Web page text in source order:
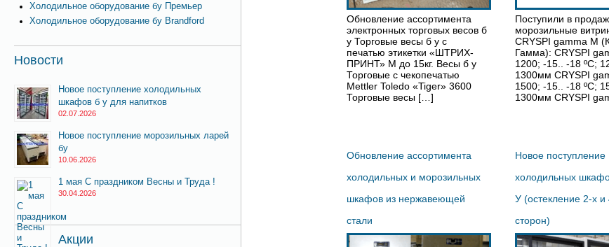
Холодильное оборудование бу Премьер
Холодильное оборудование бу Brandford
Новости
Новое поступление холодильных
шкафов б у для напитков
02.07.2026
Новое поступление морозильных ларей
бу
10.06.2026
1 мая С праздником Весны и Труда !
30.04.2026
Акции
Обновление ассортимента
электронных торговых весов б
у Торговые весы б у с
печатью этикетки «ШТРИХ-
ПРИНТ» М до 15кг. Весы б у
Торговые с чекопечатью
Mettler Toledo «Tiger» 3600
Торговые весы […]
Поступили в
морозильные
CRYSPI gamma M
Гамма): CRYSPI
1200; -15.. -18 ºС;
1300мм CRYSPI
1500; -15.. -18 ºС;
1300мм CRYSPI
Обновление ассортимента
холодильных и морозильных
шкафов из нержавеющей
стали
Новое поступление
холодильных
У (остекление 2-х и
сторон)